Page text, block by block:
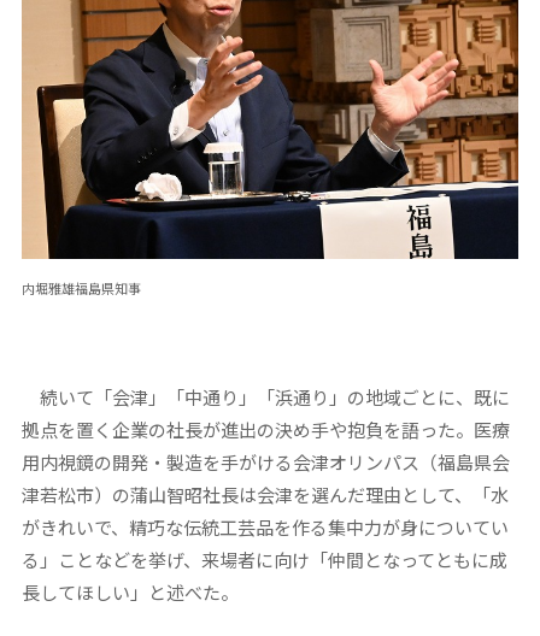
内堀雅雄福島県知事
続いて「会津」「中通り」「浜通り」の地域ごとに、既に
拠点を置く企業の社長が進出の決め手や抱負を語った。医療
用内視鏡の開発・製造を手がける会津オリンパス（福島県会
津若松市）の蒲山智昭社長は会津を選んだ理由として、「水
がきれいで、精巧な伝統工芸品を作る集中力が身についてい
る」ことなどを挙げ、来場者に向け「仲間となってともに成
長してほしい」と述べた。